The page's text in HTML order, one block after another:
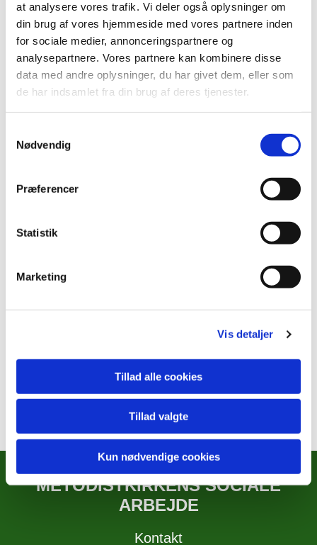
at analysere vores trafik. Vi deler også oplysninger om
din brug af vores hjemmeside med vores partnere inden
for sociale medier, annonceringspartnere og
analysepartnere. Vores partnere kan kombinere disse
data med andre oplysninger, du har givet dem, eller som
de har indsamlet fra din brug af deres tjenester.
Nødvendig
Præferencer
Statistik
Marketing
Vis detaljer
Tillad alle cookies
Tillad valgte
Kun nødvendige cookies
Cafe, Rigensgade 21, 1316 København K
Caféen er åben kl. 9.00-11.30
Dørene til Fællesspisning i Krypten åbner kl. 11.30
METODISTKIRKENS SOCIALE
ARBEJDE
Kontakt